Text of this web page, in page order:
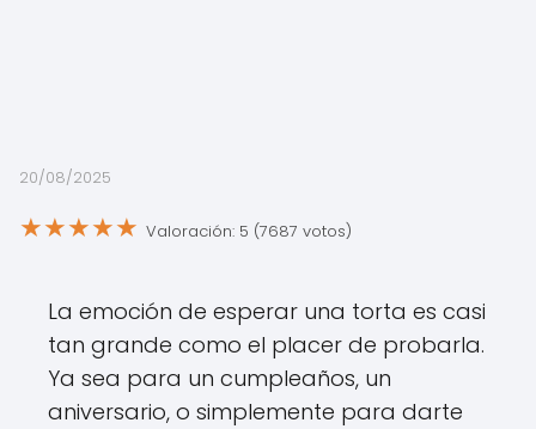
20/08/2025
★★★★★ Valoración: 5 (7687 votos)
La emoción de esperar una torta es casi
tan grande como el placer de probarla.
Ya sea para un cumpleaños, un
aniversario, o simplemente para darte